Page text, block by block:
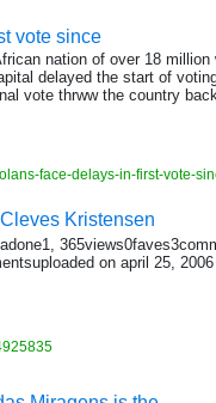
vote since
nation of over 18
delayed the start of
vote thrww the country
face-delays-in-first-vote-
Kristensen
on april 25,